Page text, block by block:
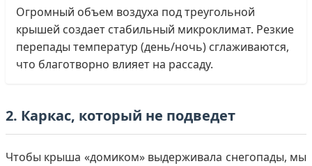
Огромный объем воздуха под треугольной
крышей создает стабильный микроклимат. Резкие
перепады температур (день/ночь) сглаживаются,
что благотворно влияет на рассаду.
2. Каркас, который не подведет
Чтобы крыша «домиком» выдерживала снегопады, мы